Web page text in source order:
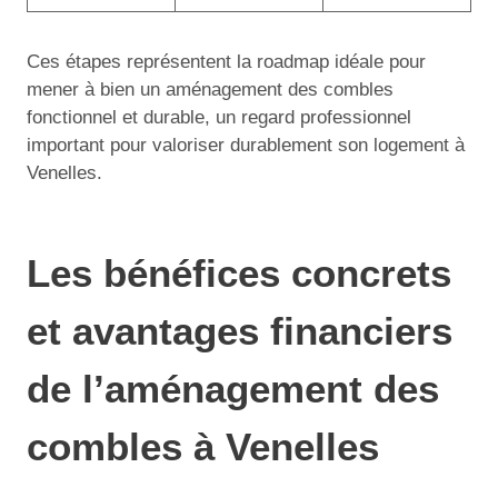
Ces étapes représentent la roadmap idéale pour
mener à bien un aménagement des combles
fonctionnel et durable, un regard professionnel
important pour valoriser durablement son logement à
Venelles.
Les bénéfices concrets
et avantages financiers
de l’aménagement des
combles à Venelles